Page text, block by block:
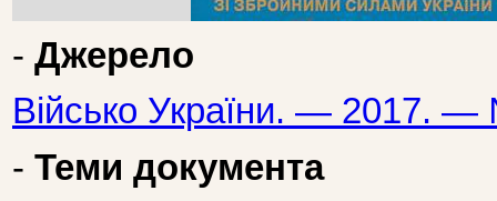
- Джерело
Військо України. — 2017.
- Теми документа